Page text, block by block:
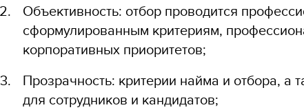
Объективность: отбор проводится
сформулированным критериям,
корпоративных приоритетов;
Прозрачность: критерии найма и отбора,
для сотрудников и кандидатов;